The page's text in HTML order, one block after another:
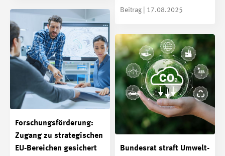
Beitrag | 17.08.2025
Forschungsförderung:
Zugang zu strategischen
EU-Bereichen gesichert
Bundesrat straft Umwelt-